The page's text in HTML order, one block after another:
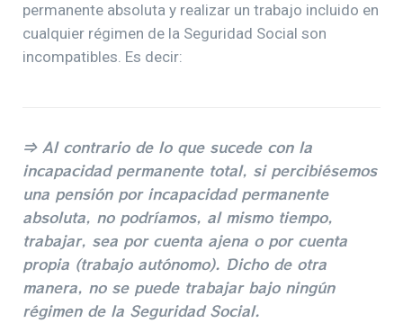
permanente absoluta y realizar un trabajo incluido en
cualquier régimen de la Seguridad Social son
incompatibles. Es decir:
⇒ Al contrario de lo que sucede con la
incapacidad permanente total, si percibiésemos
una pensión por incapacidad permanente
absoluta, no podríamos, al mismo tiempo,
trabajar, sea por cuenta ajena o por cuenta
propia (trabajo autónomo). Dicho de otra
manera, no se puede trabajar bajo ningún
régimen de la Seguridad Social.